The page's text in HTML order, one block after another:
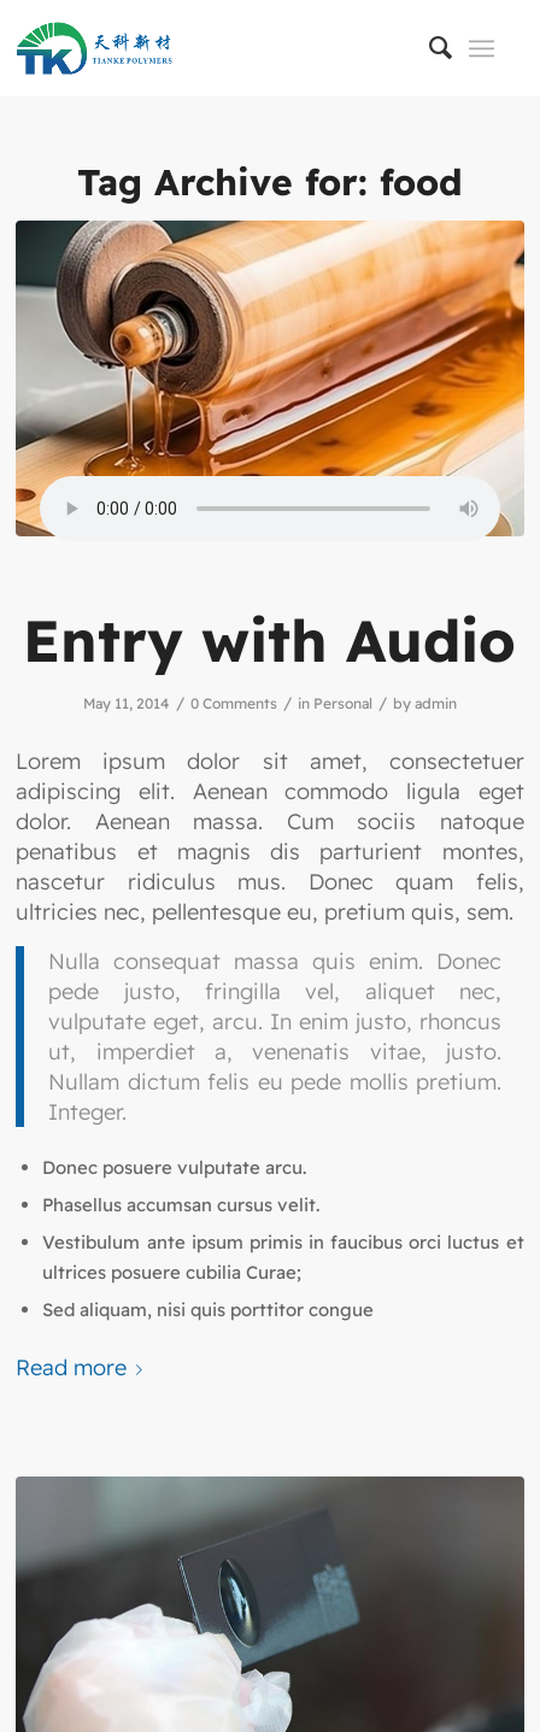
Tag Archive for: food
Entry with Audio
May 11, 2014 / 0 Comments / in Personal / by admin
Lorem ipsum dolor sit amet, consectetuer
adipiscing elit. Aenean commodo ligula eget
dolor. Aenean massa. Cum sociis natoque
penatibus et magnis dis parturient montes,
nascetur ridiculus mus. Donec quam felis,
ultricies nec, pellentesque eu, pretium quis, sem.
Nulla consequat massa quis enim. Donec
pede justo, fringilla vel, aliquet nec,
vulputate eget, arcu. In enim justo, rhoncus
ut, imperdiet a, venenatis vitae, justo.
Nullam dictum felis eu pede mollis pretium.
Integer.
Donec posuere vulputate arcu.
Phasellus accumsan cursus velit.
Vestibulum ante ipsum primis in faucibus orci luctus et
ultrices posuere cubilia Curae;
Sed aliquam, nisi quis porttitor congue
Read more